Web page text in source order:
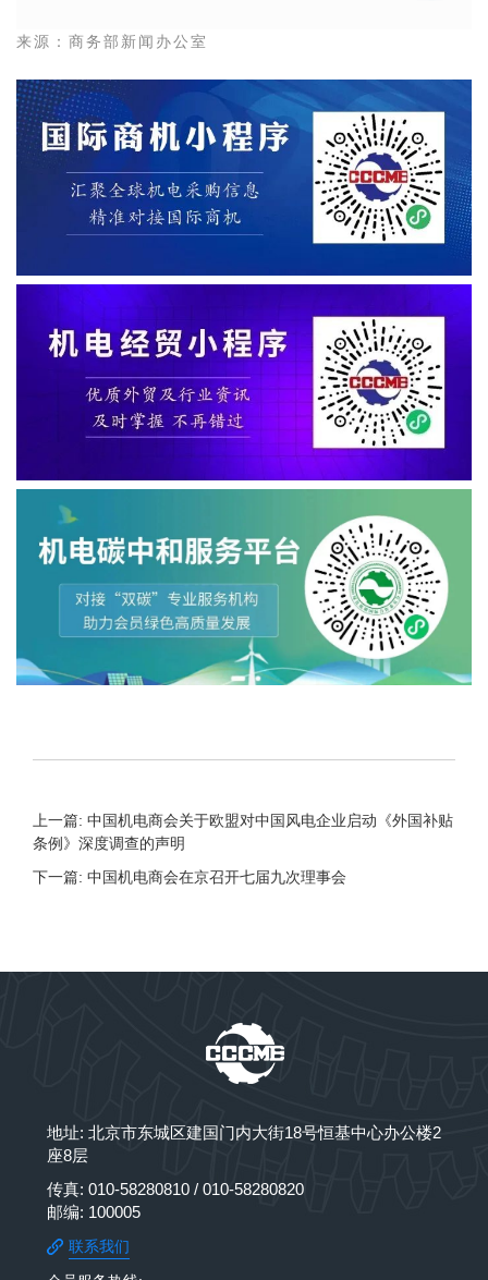
来源：商务部新闻办公室
上一篇: 中国机电商会关于欧盟对中国风电企业启动《外国补贴
条例》深度调查的声明
下一篇: 中国机电商会在京召开七届九次理事会
地址: 北京市东城区建国门内大街18号恒基中心办公楼2
座8层
传真: 010-58280810 / 010-58280820
邮编: 100005
联系我们